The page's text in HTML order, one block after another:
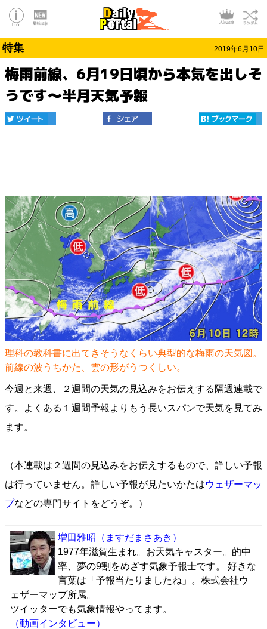
特集 2019年6月10日
梅雨前線、6月19日頃から本気を出しそ
うです～半月天気予報
理科の教科書に出てきそうなくらい典型的な梅雨の天気図。
前線の波うちかた、雲の形がうつくしい。
今週と来週、２週間の天気の見込みをお伝えする隔週連載で
す。よくある１週間予報よりもう長いスパンで天気を見てみ
ます。
（本連載は２週間の見込みをお伝えするもので、詳しい予報
は行っていません。詳しい予報が見たいかたはウェザーマッ
プなどの専門サイトをどうぞ。）
増田雅昭 （ますだまさあき）
1977年滋賀生まれ。お天気キャスター。的中
率、夢の9割をめざす気象予報士です。 好きな
言葉は「予報当たりましたね」。株式会社ウ
ェザーマップ所属。
ツイッターでも気象情報やってます。
（動画インタビュー）